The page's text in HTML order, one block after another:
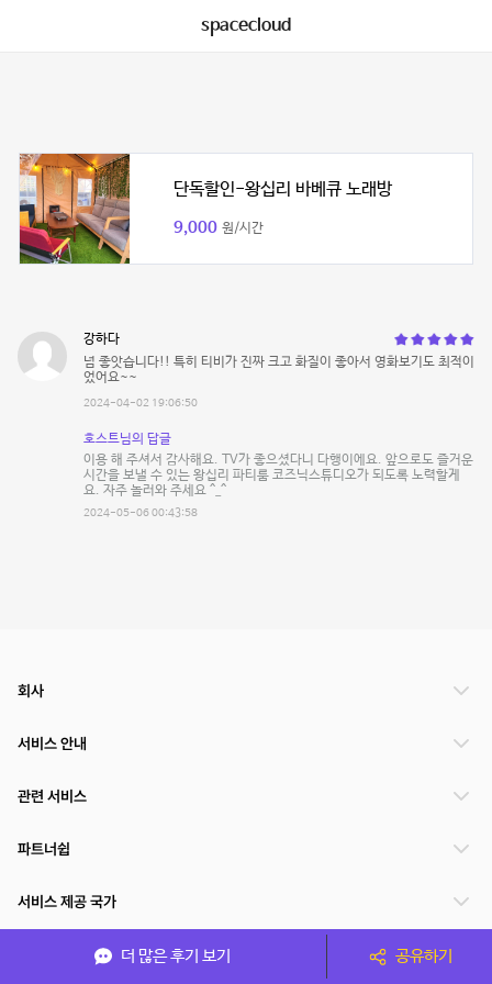
spacecloud
단독할인-왕십리 바베큐 노래방
9,000 원/시간
강하다
넘 좋앗습니다!! 특히 티비가 진짜 크고 화질이 좋아서 영화보기도 최적이
었어요~~
2024-04-02 19:06:50
호스트님의 답글
이용 해 주셔서 감사해요. TV가 좋으셨다니 다행이에요. 앞으로도 즐거운
시간을 보낼 수 있는 왕십리 파티룸 코즈닉스튜디오가 되도록 노력할게
요. 자주 놀러와 주세요 ^_^
2024-05-06 00:43:58
더 많은 후기 보기 공유하기
회사
서비스 안내
관련 서비스
파트너쉽
서비스 제공 국가